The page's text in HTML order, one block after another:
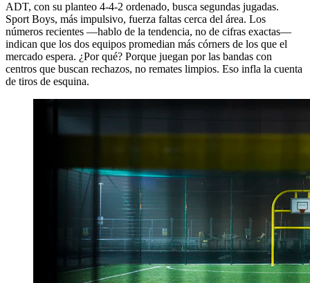
ADT, con su planteo 4-4-2 ordenado, busca segundas jugadas.
Sport Boys, más impulsivo, fuerza faltas cerca del área. Los
números recientes —hablo de la tendencia, no de cifras exactas—
indican que los dos equipos promedian más córners de los que el
mercado espera. ¿Por qué? Porque juegan por las bandas con
centros que buscan rechazos, no remates limpios. Eso infla la cuenta
de tiros de esquina.